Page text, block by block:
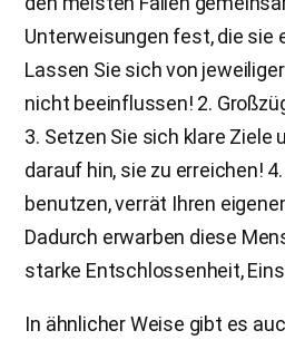
Unterweisungen fest, die sie
Lassen Sie sich von
nicht beeinflussen! 2.
3. Setzen Sie sich klare Ziele
darauf hin, sie zu erreichen!
benutzen, verrät Ihren
Dadurch erwarben diese
starke Entschlossenheit,
In ähnlicher Weise gibt es